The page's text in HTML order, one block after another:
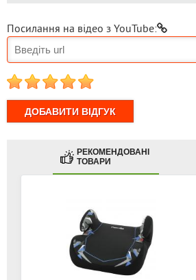
Посилання на відео з YouTube:
1 2 3 4 5
РЕКОМЕНДОВАНІ
ТОВАРИ